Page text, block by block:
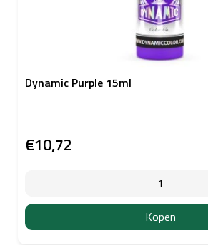
Dynamic Purple 15ml
€10,72
Kopen